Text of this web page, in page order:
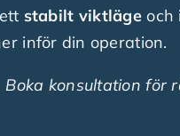
stabilt viktlägeoch
inför din operation.
konsultation för